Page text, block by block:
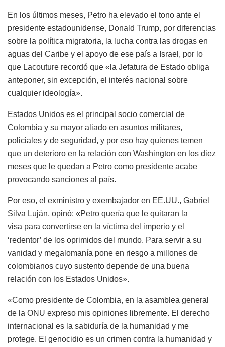
En los últimos meses, Petro ha elevado el tono ante el
presidente estadounidense, Donald Trump, por diferencias
sobre la política migratoria, la lucha contra las drogas en
aguas del Caribe y el apoyo de ese país a Israel, por lo
que Lacouture recordó que «la Jefatura de Estado obliga
anteponer, sin excepción, el interés nacional sobre
cualquier ideología».
Estados Unidos es el principal socio comercial de
Colombia y su mayor aliado en asuntos militares,
policiales y de seguridad, y por eso hay quienes temen
que un deterioro en la relación con Washington en los diez
meses que le quedan a Petro como presidente acabe
provocando sanciones al país.
Por eso, el exministro y exembajador en EE.UU., Gabriel
Silva Luján, opinó: «Petro quería que le quitaran la
visa para convertirse en la víctima del imperio y el
‘redentor’ de los oprimidos del mundo. Para servir a su
vanidad y megalomanía pone en riesgo a millones de
colombianos cuyo sustento depende de una buena
relación con los Estados Unidos».
«Como presidente de Colombia, en la asamblea general
de la ONU expreso mis opiniones libremente. El derecho
internacional es la sabiduría de la humanidad y me
protege. El genocidio es un crimen contra la humanidad y